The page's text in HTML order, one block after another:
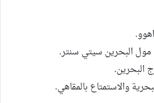
مول البحرين سيتي سنتر.
البحرين.
والاستمتاع بالمقاهي.